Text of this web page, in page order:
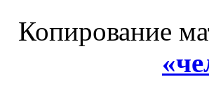
Копирование